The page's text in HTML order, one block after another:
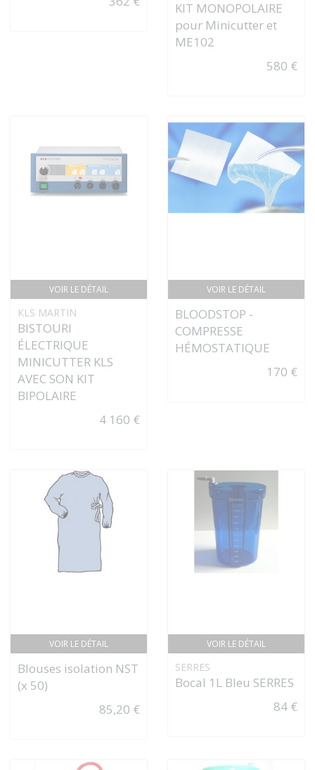
KIT MONOPOLAIRE
pour Minicutter et
ME102
580 €
VOIR LE DÉTAIL
KLS MARTIN
BISTOURI
ÉLECTRIQUE
MINICUTTER KLS
AVEC SON KIT
BIPOLAIRE
4 160 €
VOIR LE DÉTAIL
BLOODSTOP -
COMPRESSE
HÉMOSTATIQUE
170 €
VOIR LE DÉTAIL
Blouses isolation NST
(x 50)
85,20 €
VOIR LE DÉTAIL
SERRES
Bocal 1L Bleu SERRES
84 €